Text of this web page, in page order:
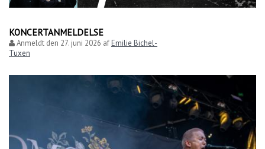
KONCERTANMELDELSE
Anmeldt den 27. juni 2026 afEmilie Bichel-
Tuxen